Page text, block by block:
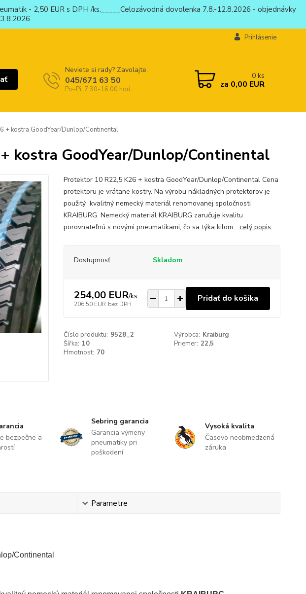
- 2,50 EUR s DPH /ks._____Celozávodná dovolenka 7.8.-12.8.2026 - objednávky
Prihlásenie
Neviete si rady? Zavolajte.
045/671 63 50
Po-Pi: 7:30-16:00 hod.
0 ks
za 0,00 EUR
+ kostra GoodYear/Dunlop/Continental
kostra GoodYear/Dunlop/Continental
Protektor 10 R22,5 K26 + kostra GoodYear/Dunlop/Continental Cena
protektoru je vrátane kostry. Na výrobu nákladných protektorov je
použitý kvalitný nemecký materiál renomovanej spoločnosti
KRAIBURG. Nemecký materiál KRAIBURG zaručuje kvalitu
porovnateľnú s novými pneumatikami, čo sa týka kilom... celý popis
Dostupnosť Skladom
254,00 EUR/ks
206,50 EUR bez DPH
Pridať do košíka
Číslo produktu: 9528_2 Výrobca: Kraiburg
Šířka: 10 Priemer: 22,5
Hmotnost: 70
bezpečne a
Sebring garancia
Garancia výmeny
pneumatiky pri
poškodení
Vysoká kvalita
Časovo neobmedzená
záruka
Parametre
Continental